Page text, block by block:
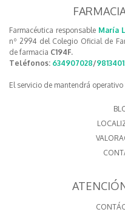
Farmacéutica responsable María
nº 2994 del Colegio Oficial de
de farmacia C194F.
Teléfonos: 634907028/
El servicio de mantendrá